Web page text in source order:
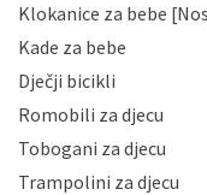
Hrvatske, a
sigurnosnih
neovlaštenog
gubitka ili
korisnika i
Vaših osobnih
priopćavanje
zaposlenicima
Klokanice za bebe
Kade za bebe
Dječji bicikli
Romobili za djecu
Tobogani za djecu
Trampolini za djecu